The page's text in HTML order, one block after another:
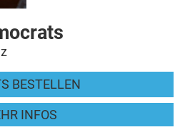
BESTELLEN
INFOS